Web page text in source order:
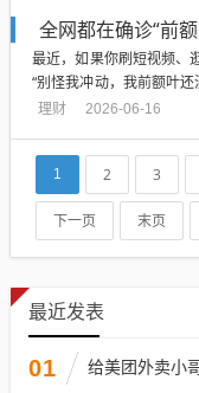
全网都在确诊“前
最近，如果你刷短视频、
“别怪我冲动，我前额叶
薪休假。”“建议把前额叶
理财 2026-06-16
1 2 3
下一页 末页
最近发表
01 给美团外卖小